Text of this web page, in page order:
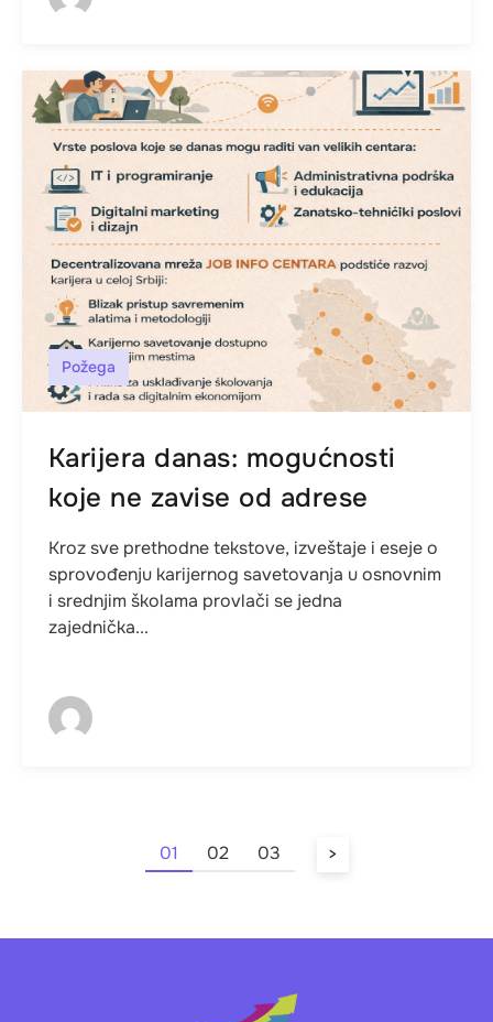
Požega
Karijera danas: mogućnosti
koje ne zavise od adrese
Kroz sve prethodne tekstove, izveštaje i eseje o
sprovođenju karijernog savetovanja u osnovnim
i srednjim školama provlači se jedna
zajednička...
01 02 03 >